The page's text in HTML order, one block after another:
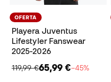
OFERTA
Playera Juventus
Lifestyler Fanswear
2025-2026
119,99 €65,99 €−45%